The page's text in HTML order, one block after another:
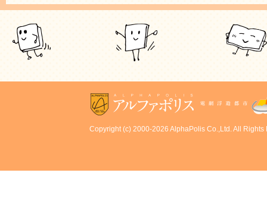
Copyright (c) 2000-2026 AlphaPolis Co.,Ltd. All Rights